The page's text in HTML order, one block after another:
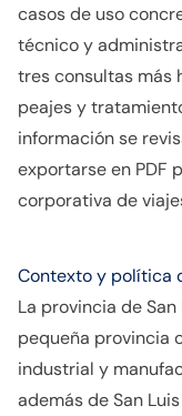
casos de uso
técnico y
tres consultas más
peajes y
información se
exportarse en PDF
corporativa de
Contexto y política
La provincia de
pequeña provincia
industrial y
además de San